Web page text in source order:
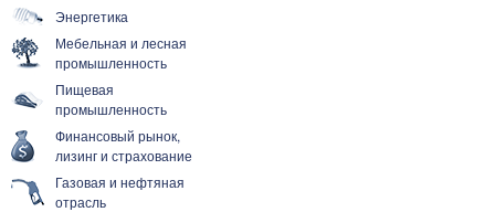
Энергетика
Мебельная и лесная
промышленность
Пищевая
промышленность
Финансовый рынок,
лизинг и страхование
Газовая и нефтяная
отрасль